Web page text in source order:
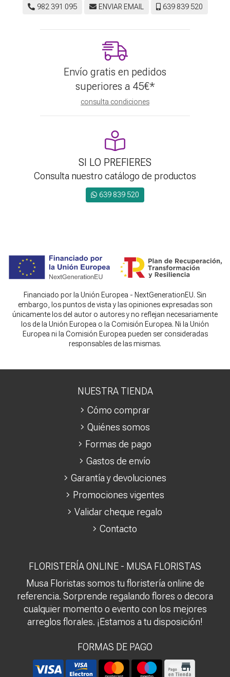
982 391 095 ENVIAR EMAIL 639 839 520
Envío gratis en pedidos
superiores a 45€*
consulta condiciones
SI LO PREFIERES
Consulta nuestro catálogo de productos
639 839 520
Financiado por la Unión Europea - NextGenerationEU. Sin
embargo, los puntos de vista y las opiniones expresadas son
únicamente los del autor o autores y no reflejan necesariamente
los de la Unión Europea o la Comisión Europea. Ni la Unión
Europea ni la Comisión Europea pueden ser consideradas
responsables de las mismas.
FLORISTERÍA ONLINE - MUSA FLORISTAS
Musa Floristas somos tu floristería online de
referencia. Sorprende regalando flores o decora
cualquier momento o evento con los mejores
arreglos florales. ¡Estamos a tu disposición!
FORMAS DE PAGO
NUESTRA TIENDA
Cómo comprar
Quiénes somos
Formas de pago
Gastos de envío
Garantía y devoluciones
Promociones vigentes
Validar cheque regalo
Contacto